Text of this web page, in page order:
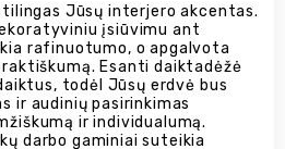
Jūsų interjero akcentas.
įsiūvimu ant
rafinuotumo, o apgalvota
Esanti daiktadėžė
todėl Jūsų erdvė bus
ir audinių pasirinkimas
ir individualumą.
darbo gaminiai suteikia